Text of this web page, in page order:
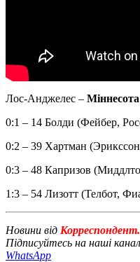
Лос-Анджелес – Міннесота
0:1 – 14 Болди (Фейбер,
0:2 – 39 Хартман
0:3 – 48 Капризов
1:3 – 54 Лизотт (Телбот,
Новини від
Підписуйтесь на наші
WhatsApp